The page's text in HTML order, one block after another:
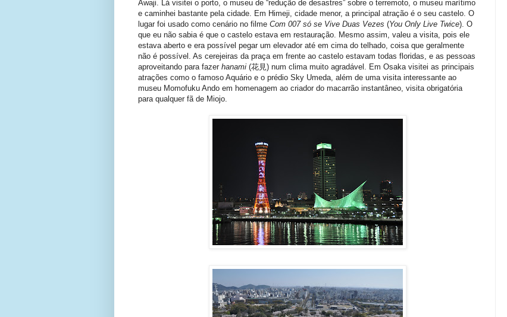
Awaji. Lá visitei o porto, o museu de “redução de desastres” sobre o terremoto, o museu marítimo
e caminhei bastante pela cidade. Em Himeji, cidade menor, a principal atração é o seu castelo. O
lugar foi usado como cenário no filme Com 007 só se Vive Duas Vezes (You Only Live Twice). O
que eu não sabia é que o castelo estava em restauração. Mesmo assim, valeu a visita, pois ele
estava aberto e era possível pegar um elevador até em cima do telhado, coisa que geralmente
não é possível. As cerejeiras da praça em frente ao castelo estavam todas floridas, e as pessoas
aproveitando para fazer hanami (花見) num clima muito agradável. Em Osaka visitei as principais
atrações como o famoso Aquário e o prédio Sky Umeda, além de uma visita interessante ao
museu Momofuku Ando em homenagem ao criador do macarrão instantâneo, visita obrigatória
para qualquer fã de Miojo.